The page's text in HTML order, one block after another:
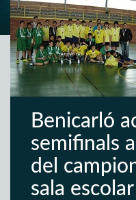
Benicarló
semifinals
del
sala escolar